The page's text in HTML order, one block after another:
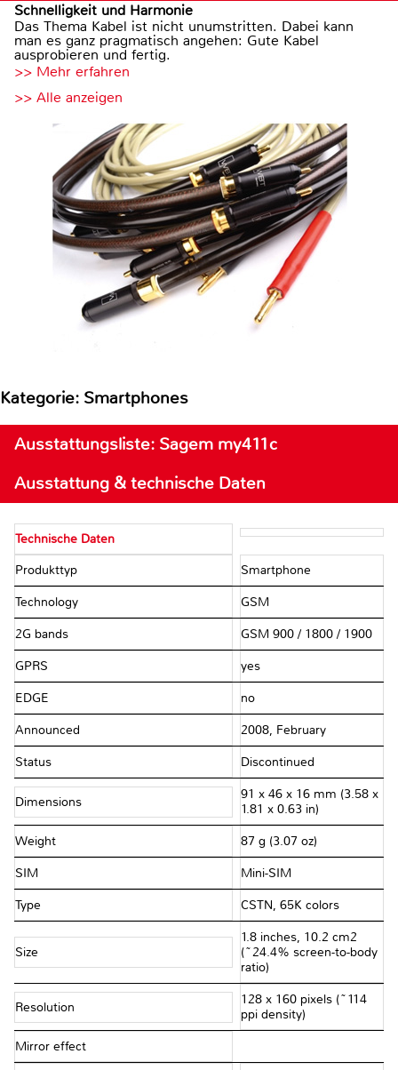
Schnelligkeit und Harmonie
Das Thema Kabel ist nicht unumstritten. Dabei kann
man es ganz pragmatisch angehen: Gute Kabel
ausprobieren und fertig.
>> Mehr erfahren
>> Alle anzeigen
Kategorie: Smartphones
Ausstattungsliste: Sagem my411c
Ausstattung & technische Daten
Technische Daten
Produkttyp Smartphone
Technology GSM
2G bands GSM 900 / 1800 / 1900
GPRS yes
EDGE no
Announced 2008, February
Status Discontinued
Dimensions
91 x 46 x 16 mm (3.58 x
1.81 x 0.63 in)
Weight 87 g (3.07 oz)
SIM Mini-SIM
Type CSTN, 65K colors
Size
1.8 inches, 10.2 cm2
(~24.4% screen-to-body
ratio)
Resolution
128 x 160 pixels (~114
ppi density)
Mirror effect